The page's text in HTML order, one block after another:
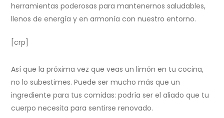
herramientas poderosas para mantenernos saludables,
llenos de energía y en armonía con nuestro entorno.
[crp]
Así que la próxima vez que veas un limón en tu cocina,
no lo subestimes. Puede ser mucho más que un
ingrediente para tus comidas: podría ser el aliado que tu
cuerpo necesita para sentirse renovado.